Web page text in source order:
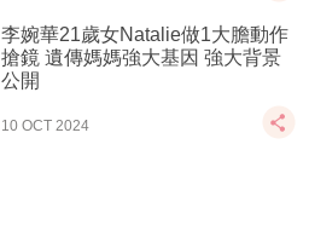
李婉華21歲女Natalie做1大膽動作
搶鏡 遺傳媽媽強大基因 強大背景
公開
10 OCT 2024